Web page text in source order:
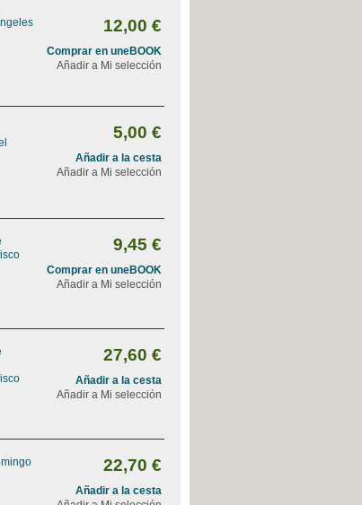
12,00 €
Comprar en uneBOOK
Añadir a Mi selección
5,00 €
Añadir a la cesta
Añadir a Mi selección
9,45 €
Comprar en uneBOOK
Añadir a Mi selección
27,60 €
Añadir a la cesta
Añadir a Mi selección
22,70 €
Añadir a la cesta